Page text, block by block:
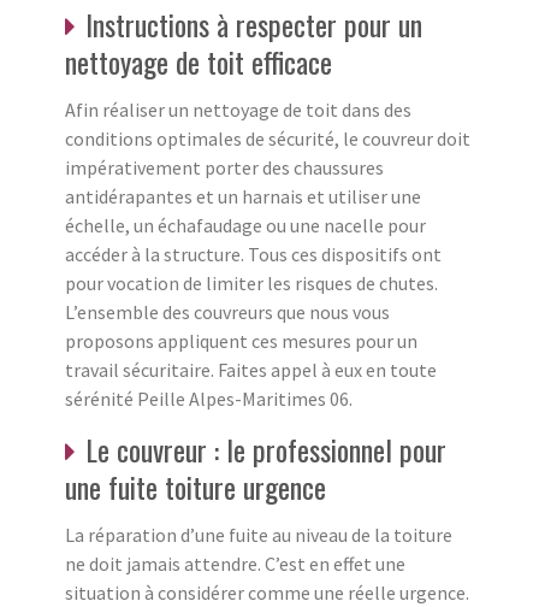
Instructions à respecter pour un
nettoyage de toit efficace
Afin réaliser un nettoyage de toit dans des
conditions optimales de sécurité, le couvreur doit
impérativement porter des chaussures
antidérapantes et un harnais et utiliser une
échelle, un échafaudage ou une nacelle pour
accéder à la structure. Tous ces dispositifs ont
pour vocation de limiter les risques de chutes.
L’ensemble des couvreurs que nous vous
proposons appliquent ces mesures pour un
travail sécuritaire. Faites appel à eux en toute
sérénité Peille Alpes-Maritimes 06.
Le couvreur : le professionnel pour
une fuite toiture urgence
La réparation d’une fuite au niveau de la toiture
ne doit jamais attendre. C’est en effet une
situation à considérer comme une réelle urgence.